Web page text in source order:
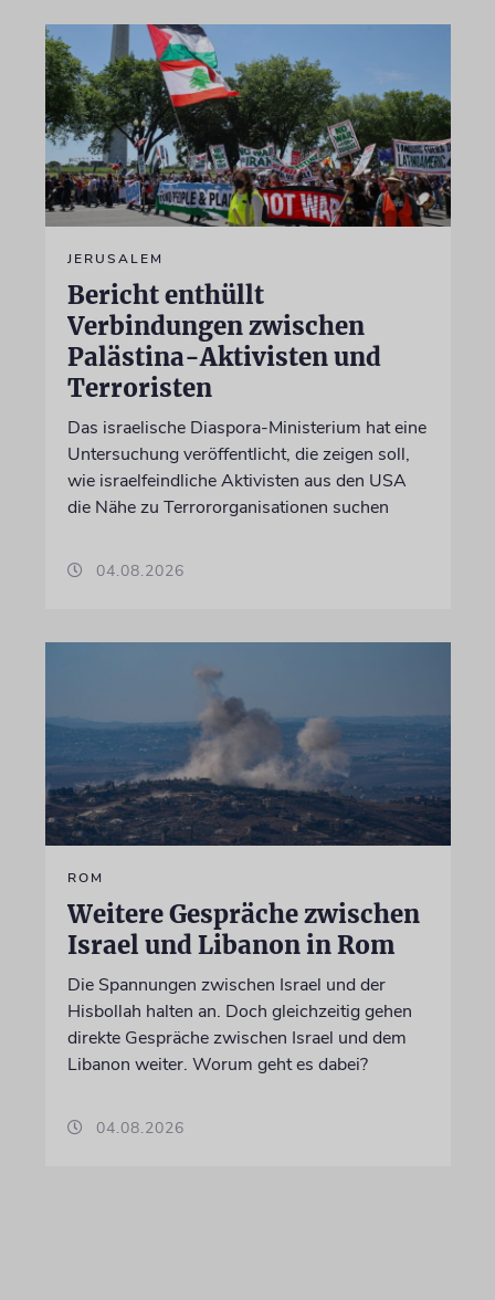
JERUSALEM
Bericht enthüllt
Verbindungen zwischen
Palästina-Aktivisten und
Terroristen
Das israelische Diaspora-Ministerium hat eine
Untersuchung veröffentlicht, die zeigen soll,
wie israelfeindliche Aktivisten aus den USA
die Nähe zu Terrororganisationen suchen
04.08.2026
ROM
Weitere Gespräche zwischen
Israel und Libanon in Rom
Die Spannungen zwischen Israel und der
Hisbollah halten an. Doch gleichzeitig gehen
direkte Gespräche zwischen Israel und dem
Libanon weiter. Worum geht es dabei?
04.08.2026